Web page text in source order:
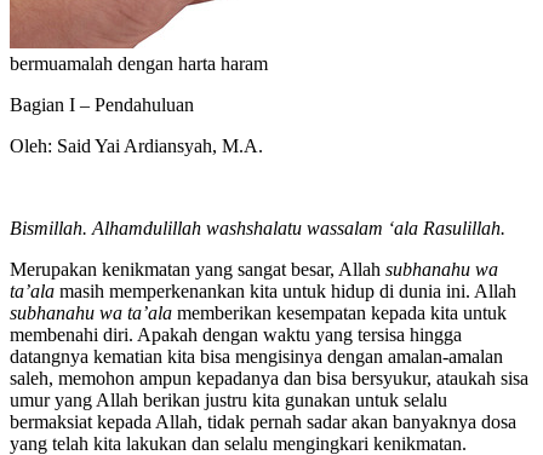
Merupakan kenikmatan yang sangat besar, Allahsubhanahu wa
ta’alamasih memperkenankan kita untuk hidup di dunia ini. Allah
subhanahu wa ta’alamemberikan kesempatan kepada kita untuk
membenahi diri. Apakah dengan waktu yang tersisa hingga
datangnya kematian kita bisa mengisinya dengan amalan-amalan
saleh, memohon ampun kepadanya dan bisa bersyukur, ataukah sisa
umur yang Allah berikan justru kita gunakan untuk selalu
bermaksiat kepada Allah, tidak pernah sadar akan banyaknya dosa